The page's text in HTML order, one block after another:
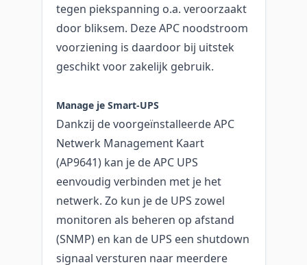
tegen piekspanning o.a. veroorzaakt
door bliksem. Deze APC noodstroom
voorziening is daardoor bij uitstek
geschikt voor zakelijk gebruik.
Manage je Smart-UPS
Dankzij de voorgeïnstalleerde APC
Netwerk Management Kaart
(AP9641) kan je de APC UPS
eenvoudig verbinden met je het
netwerk. Zo kun je de UPS zowel
monitoren als beheren op afstand
(SNMP) en kan de UPS een shutdown
signaal versturen naar meerdere